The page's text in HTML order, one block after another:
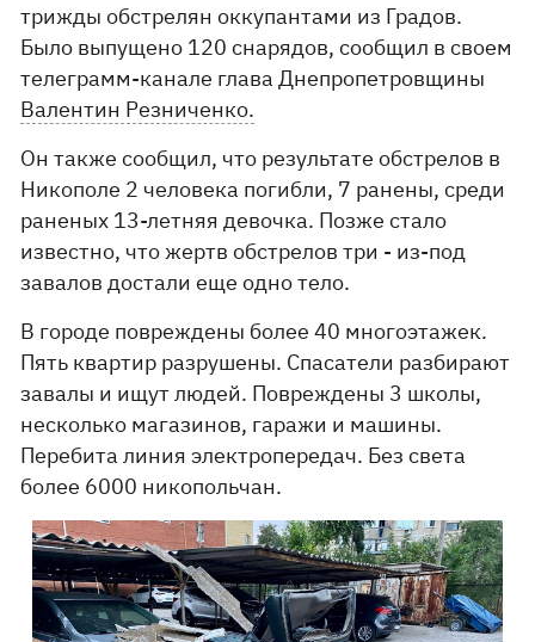
трижды обстрелян оккупантами из Градов.
Было выпущено 120 снарядов, сообщил в своем
телеграмм-канале глава Днепропетровщины
Валентин Резниченко.
Он также сообщил, что результате обстрелов в
Никополе 2 человека погибли, 7 ранены, среди
раненых 13-летняя девочка. Позже стало
известно, что жертв обстрелов три - из-под
завалов достали еще одно тело.
В городе повреждены более 40 многоэтажек.
Пять квартир разрушены. Спасатели разбирают
завалы и ищут людей. Повреждены 3 школы,
несколько магазинов, гаражи и машины.
Перебита линия электропередач. Без света
более 6000 никопольчан.